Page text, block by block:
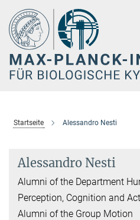
Hauptinhalt
Startseite Alessandro Nesti
Alessandro Nesti
Alumni of the Department
Perception, Cognition and
Alumni of the Group Motion